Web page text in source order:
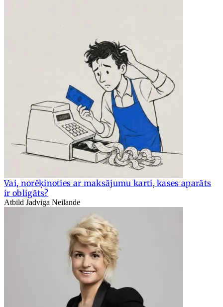
Vai, norēķinoties ar maksājumu karti, kases aparāts
ir obligāts?
Atbild Jadviga Neilande